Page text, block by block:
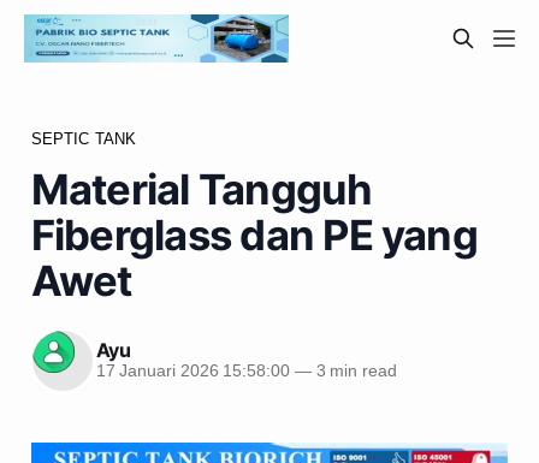
SEPTIC TANK
Material Tangguh
Fiberglass dan PE yang
Awet
Ayu
17 Januari 2026 15:58:00 —3 min read